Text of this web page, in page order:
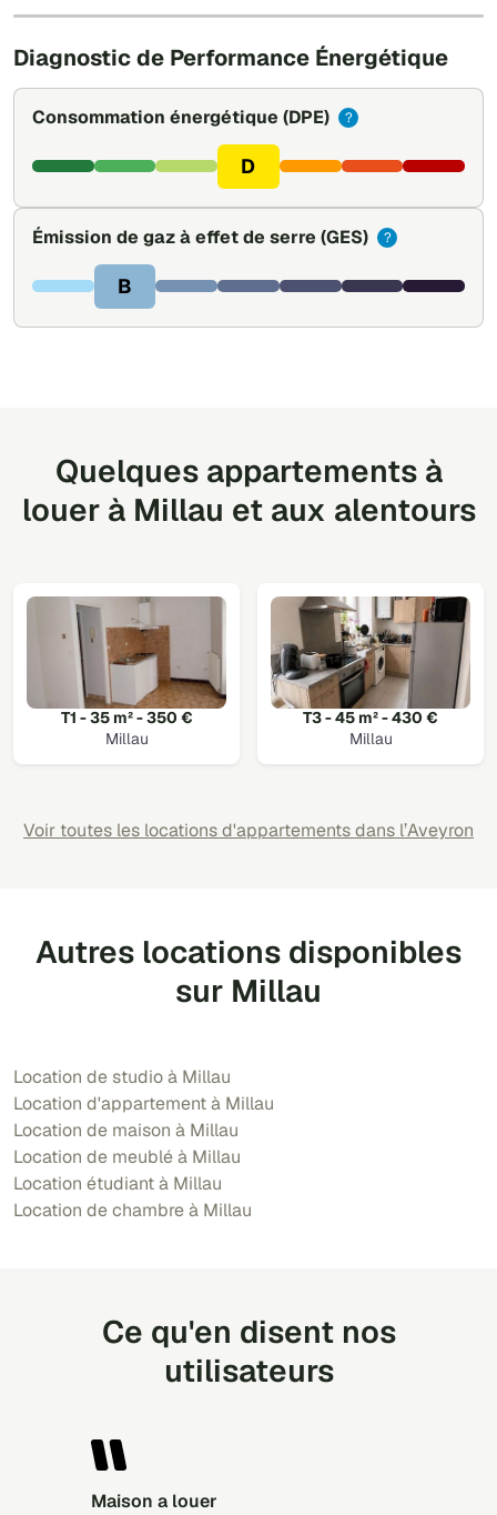
Diagnostic de Performance Énergétique
Consommation énergétique (DPE) ?
D
Émission de gaz à effet de serre (GES) ?
B
Quelques appartements à
louer à Millau et aux alentours
T1 - 35 m² - 350 €
Millau
T3 - 45 m² - 430 €
Millau
Voir toutes les locations d'appartements dans l’Aveyron
Autres locations disponibles
sur Millau
Location de studio à Millau
Location d'appartement à Millau
Location de maison à Millau
Location de meublé à Millau
Location étudiant à Millau
Location de chambre à Millau
Ce qu'en disent nos
utilisateurs
Maison a louer